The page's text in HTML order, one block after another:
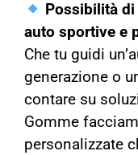
Possibilità
auto sportive e
Che tu guidi
generazione o
contare su
Gomme
personalizzate